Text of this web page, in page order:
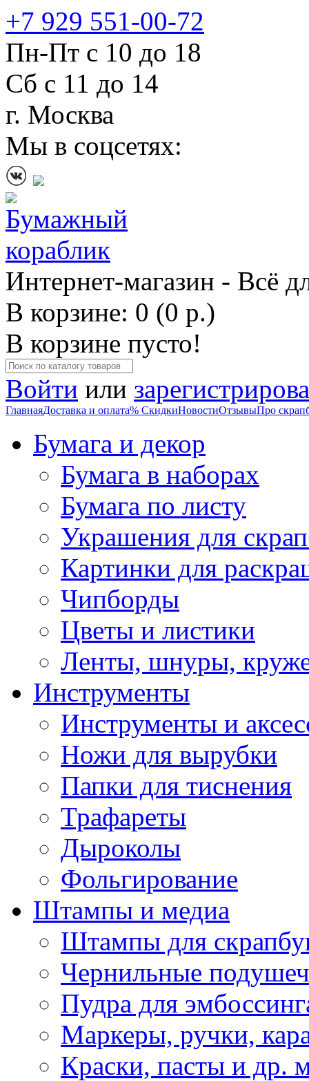
+7 929 551-00-72
Пн-Пт с 10 до 18
Сб с 11 до 14
г. Москва
Мы в соцсетях:
Интернет-магазин - Всё
В корзине: 0 (0 р.)
В корзине пусто!
Войти или
ГлавнаяДоставка и оплата% СкидкиНовостиОтзывыПро
Бумага и декор
Бумага в наборах
Бумага по листу
Украшения для
Картинки для
Чипборды
Цветы и листики
Ленты, шнуры,
Инструменты
Инструменты и
Ножи для вырубки
Папки для тиснения
Трафареты
Дыроколы
Фольгирование
Штампы и медиа
Штампы для
Чернильные
Пудра для
Маркеры, ручки,
Краски, пасты и др.